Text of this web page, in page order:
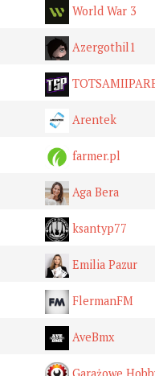
World War 3
Azergothil1
Arentek
farmer.pl
Aga Bera
ksantyp77
Emilia Pazur
FlermanFM
AveBmx